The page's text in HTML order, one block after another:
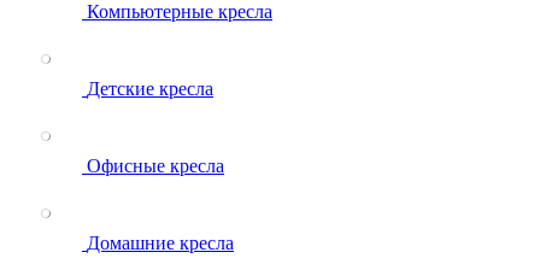
Компьютерные кресла
Детские кресла
Офисные кресла
Домашние кресла